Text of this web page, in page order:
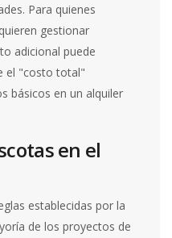
Para quienes
gestionar
adicional puede
el "costo total"
básicos en un alquiler
en el
establecidas por la
de los proyectos de